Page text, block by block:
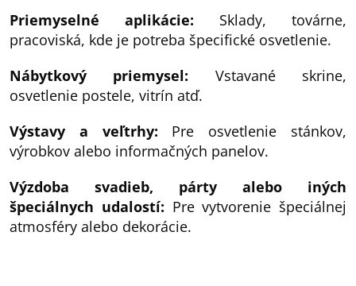
Priemyselné aplikácie: Sklady, továrne,
pracoviská, kde je potreba špecifické osvetlenie.
Nábytkový priemysel: Vstavané skrine,
osvetlenie postele, vitrín atď.
Výstavy a veľtrhy: Pre osvetlenie stánkov,
výrobkov alebo informačných panelov.
Výzdoba svadieb, párty alebo iných
špeciálnych udalostí: Pre vytvorenie špeciálnej
atmosféry alebo dekorácie.